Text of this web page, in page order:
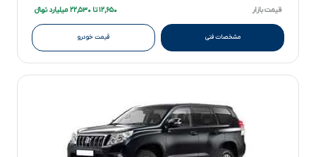
قیمت بازار
۱۲,۶۵۰ تا ۲۲,۵۳۰ میلیارد تومانءءء
مشخصات فنی قیمت خودرو